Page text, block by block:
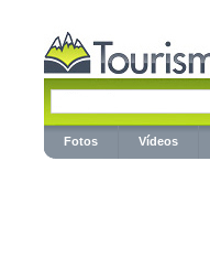
Fotos Vídeos